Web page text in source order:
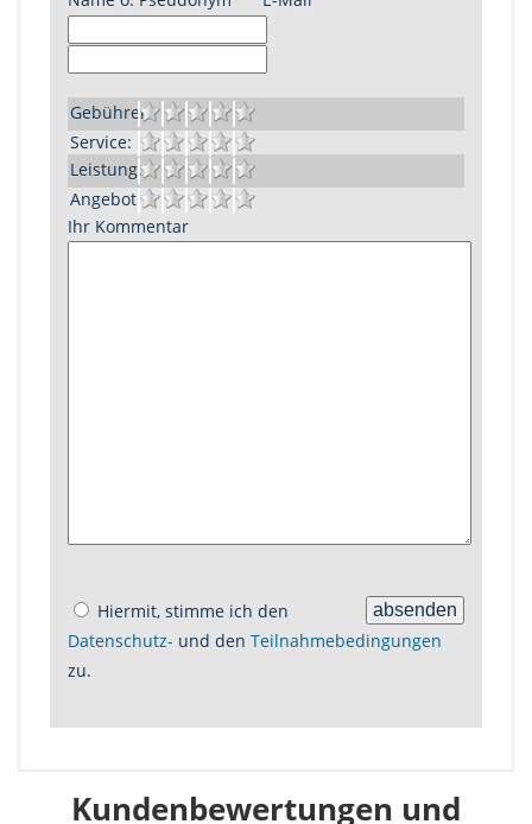
Gebühren:
Service:
Leistung:
Angebot:
Ihr Kommentar
Hiermit, stimme ich den
Datenschutz- und den Teilnahmebedingungen
zu.
Kundenbewertungen und